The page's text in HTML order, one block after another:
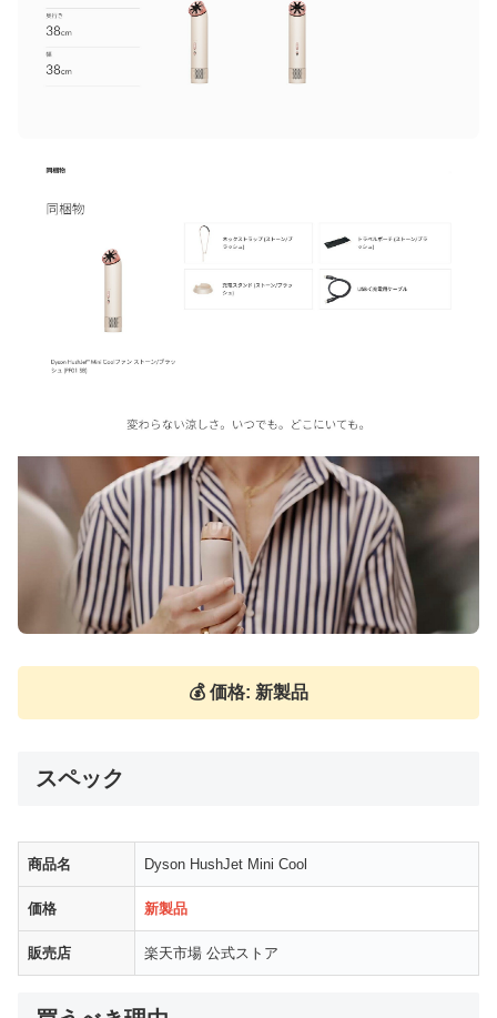
💰 価格: 新製品
スペック
商品名 Dyson HushJet Mini Cool
価格 新製品
販売店 楽天市場 公式ストア